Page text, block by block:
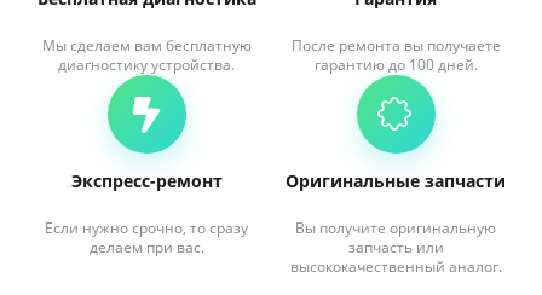
Мы сделаем вам бесплатную
диагностику устройства.
После ремонта вы получаете
гарантию до 100 дней.
Экспресс-ремонт
Если нужно срочно, то сразу
делаем при вас.
Оригинальные запчасти
Вы получите оригинальную
запчасть или
высококачественный аналог.